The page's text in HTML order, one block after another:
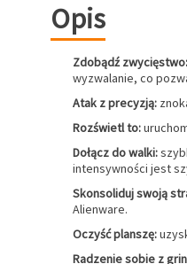
Opis
Zdobądź zwycięstwo:
wyzwalanie, co
Atak z precyzją:
Rozświetl to:
Dołącz do walki:
intensywności jest
Skonsoliduj swoją
Alienware.
Oczyść planszę:
Radzenie sobie z